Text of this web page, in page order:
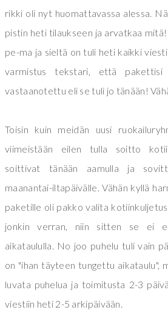
rikki oli nyt huomattavassa alessa.
pistin heti tilaukseen ja arvatkaa
pe-ma ja sieltä on tuli heti kaikki
varmistus tekstari, että
vastaanotettu eli se tuli jo tänään!
Toisin kuin meidän uusi
viimeistään eilen tulla soitto
soittivat tänään aamulla ja
maanantai-iltapäivälle. Vähän kyllä
paketille oli pakko valita
jonkin verran, niin sitten se ei
aikataululla. No joo puhelu tuli vain
on "ihan täyteen tungettu aikataulu",
luvata puhelua ja toimitusta 2-3
viestiin heti 2-5 arkipäivään.